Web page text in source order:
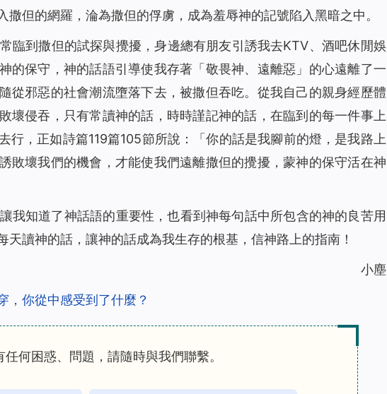
但的網羅，淪為撒但的俘虜，成為羞辱神的記號陷入黑暗之中。
臨到撒但的試探與攪擾，身邊總有朋友引誘我去KTV、酒吧休閒娛
的保守，神的話語引導使我存著「敬畏神、遠離惡」的心遠離了一
從邪惡的社會潮流墮落下去，被撒但吞吃。從我自己的親身經歷體
壞侵吞，只有常讀神的話，時時謹記神的話，在臨到的每一件事上
行，正如詩篇119篇105節所說：「你的話是我腳前的燈，是我路上
敗壞我們的機會，才能使我們遠離撒但的攪擾，蒙神的保守活在神
我知道了神話語的重要性，也看到神每句話中所包含的神的良苦用
讀神的話，讓神的話成為我生存的根基，信神路上的指南！
小塵
，你從中感受到了什麼？
何困惑、問題，請隨時與我們聯繫。